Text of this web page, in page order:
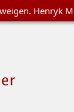
Henryk